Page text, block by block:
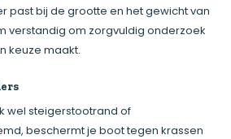
past bij de grootte en het gewicht van
verstandig om zorgvuldig onderzoek
keuze maakt.
wel steigerstootrand of
beschermt je boot tegen krassen